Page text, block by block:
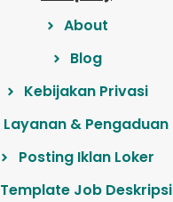
About
Blog
Kebijakan Privasi
Layanan & Pengaduan
Posting Iklan Loker
Template Job Deskripsi